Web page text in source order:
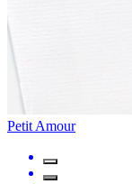
Petit Amour